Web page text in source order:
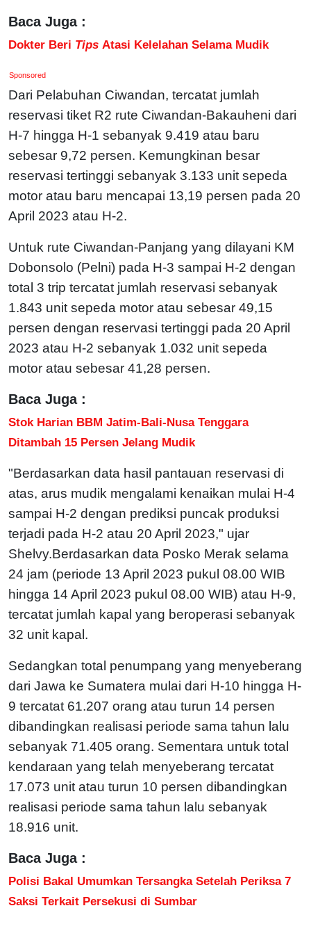
Baca Juga :
Dokter Beri Tips Atasi Kelelahan Selama Mudik
Sponsored
Dari Pelabuhan Ciwandan, tercatat jumlah
reservasi tiket R2 rute Ciwandan-Bakauheni dari
H-7 hingga H-1 sebanyak 9.419 atau baru
sebesar 9,72 persen. Kemungkinan besar
reservasi tertinggi sebanyak 3.133 unit sepeda
motor atau baru mencapai 13,19 persen pada 20
April 2023 atau H-2.
Untuk rute Ciwandan-Panjang yang dilayani KM
Dobonsolo (Pelni) pada H-3 sampai H-2 dengan
total 3 trip tercatat jumlah reservasi sebanyak
1.843 unit sepeda motor atau sebesar 49,15
persen dengan reservasi tertinggi pada 20 April
2023 atau H-2 sebanyak 1.032 unit sepeda
motor atau sebesar 41,28 persen.
Baca Juga :
Stok Harian BBM Jatim-Bali-Nusa Tenggara
Ditambah 15 Persen Jelang Mudik
"Berdasarkan data hasil pantauan reservasi di
atas, arus mudik mengalami kenaikan mulai H-4
sampai H-2 dengan prediksi puncak produksi
terjadi pada H-2 atau 20 April 2023," ujar
Shelvy.Berdasarkan data Posko Merak selama
24 jam (periode 13 April 2023 pukul 08.00 WIB
hingga 14 April 2023 pukul 08.00 WIB) atau H-9,
tercatat jumlah kapal yang beroperasi sebanyak
32 unit kapal.
Sedangkan total penumpang yang menyeberang
dari Jawa ke Sumatera mulai dari H-10 hingga H-
9 tercatat 61.207 orang atau turun 14 persen
dibandingkan realisasi periode sama tahun lalu
sebanyak 71.405 orang. Sementara untuk total
kendaraan yang telah menyeberang tercatat
17.073 unit atau turun 10 persen dibandingkan
realisasi periode sama tahun lalu sebanyak
18.916 unit.
Baca Juga :
Polisi Bakal Umumkan Tersangka Setelah Periksa 7
Saksi Terkait Persekusi di Sumbar